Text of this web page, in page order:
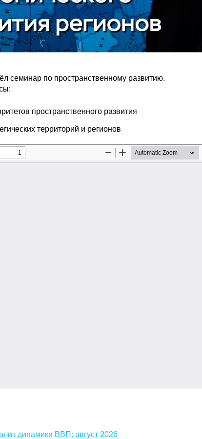
семинар по пространственному развитию.
пространственного развития
территорий и регионов
динамики ВВП: август 2026